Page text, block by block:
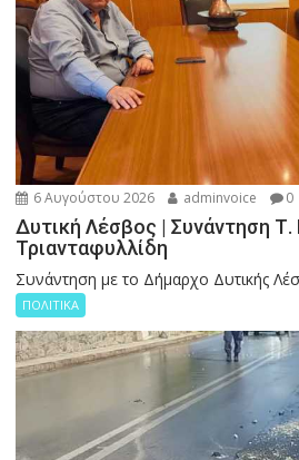
6 Αυγούστου 2026 adminvoice 0
Δυτική Λέσβος | Συνάντηση Τ.
Τριανταφυλλίδη
Συνάντηση με το Δήμαρχο Δυτικής
ΠΟΛΙΤΙΚΑ